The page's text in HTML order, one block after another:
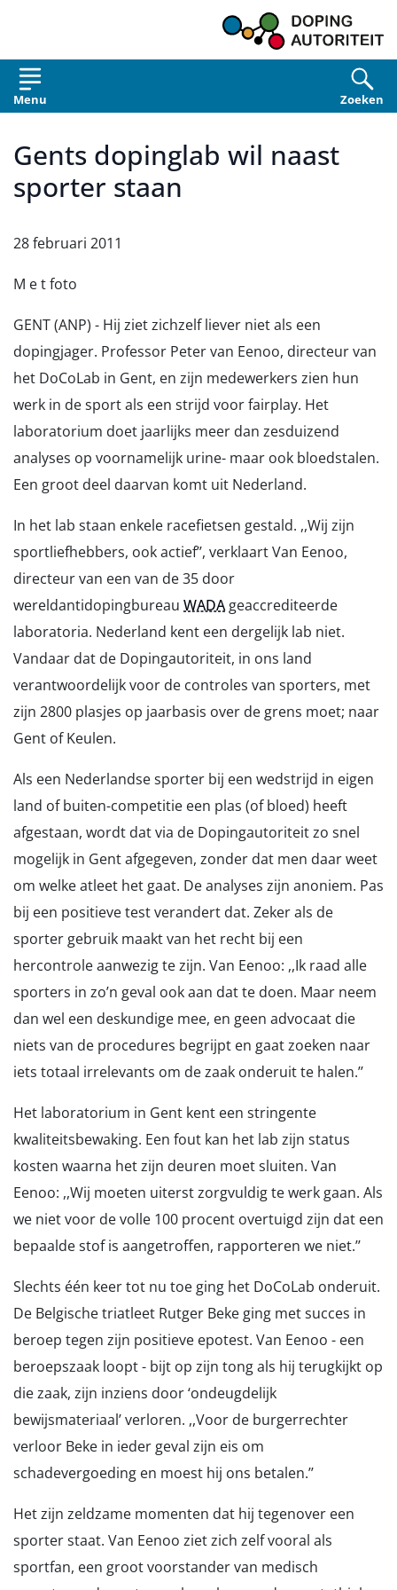
Menu Zoeken
Gents dopinglab wil naast
sporter staan
28 februari 2011
M e t foto
GENT (ANP) - Hij ziet zichzelf liever niet als een
dopingjager. Professor Peter van Eenoo, directeur van
het DoCoLab in Gent, en zijn medewerkers zien hun
werk in de sport als een strijd voor fairplay. Het
laboratorium doet jaarlijks meer dan zesduizend
analyses op voornamelijk urine- maar ook bloedstalen.
Een groot deel daarvan komt uit Nederland.
In het lab staan enkele racefietsen gestald. ,,Wij zijn
sportliefhebbers, ook actief’’, verklaart Van Eenoo,
directeur van een van de 35 door
wereldantidopingbureau WADAgeaccrediteerde
laboratoria. Nederland kent een dergelijk lab niet.
Vandaar dat de Dopingautoriteit, in ons land
verantwoordelijk voor de controles van sporters, met
zijn 2800 plasjes op jaarbasis over de grens moet; naar
Gent of Keulen.
Als een Nederlandse sporter bij een wedstrijd in eigen
land of buiten-competitie een plas (of bloed) heeft
afgestaan, wordt dat via de Dopingautoriteit zo snel
mogelijk in Gent afgegeven, zonder dat men daar weet
om welke atleet het gaat. De analyses zijn anoniem. Pas
bij een positieve test verandert dat. Zeker als de
sporter gebruik maakt van het recht bij een
hercontrole aanwezig te zijn. Van Eenoo: ,,Ik raad alle
sporters in zo’n geval ook aan dat te doen. Maar neem
dan wel een deskundige mee, en geen advocaat die
niets van de procedures begrijpt en gaat zoeken naar
iets totaal irrelevants om de zaak onderuit te halen.’’
Het laboratorium in Gent kent een stringente
kwaliteitsbewaking. Een fout kan het lab zijn status
kosten waarna het zijn deuren moet sluiten. Van
Eenoo: ,,Wij moeten uiterst zorgvuldig te werk gaan. Als
we niet voor de volle 100 procent overtuigd zijn dat een
bepaalde stof is aangetroffen, rapporteren we niet.’’
Slechts één keer tot nu toe ging het DoCoLab onderuit.
De Belgische triatleet Rutger Beke ging met succes in
beroep tegen zijn positieve epotest. Van Eenoo - een
beroepszaak loopt - bijt op zijn tong als hij terugkijkt op
die zaak, zijn inziens door ‘ondeugdelijk
bewijsmateriaal’ verloren. ,,Voor de burgerrechter
verloor Beke in ieder geval zijn eis om
schadevergoeding en moest hij ons betalen.’’
Het zijn zeldzame momenten dat hij tegenover een
sporter staat. Van Eenoo ziet zich zelf vooral als
sportfan, een groot voorstander van medisch